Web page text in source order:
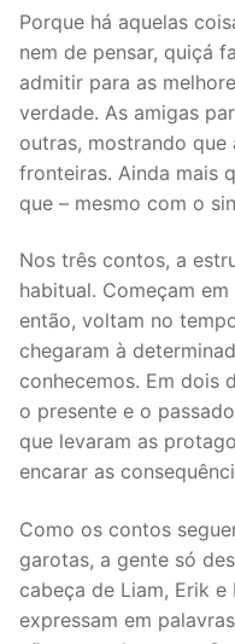
Porque há aquelas
nem de pensar, quiçá
admitir para as
verdade. As amigas
outras, mostrando
fronteiras. Ainda mais
que – mesmo com o
Nos três contos, a
habitual. Começam
então, voltam no
chegaram à
conhecemos. Em dois
o presente e o
que levaram as
encarar as
Como os contos
garotas, a gente só
cabeça de Liam, Erik
expressam em